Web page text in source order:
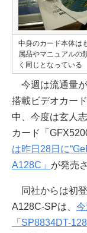
中身のカード本体は
属品やマニュアルの
く同じとなっている
今週は流通量が
搭載ビデオカー
中、今度は玄人
カード「
は昨日28日に
A128C」 が発売
同社からは初
A128C-SPは、
「SP8834DT-128